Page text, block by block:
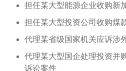
担任某大型能源企业收购新
担任某大型投资公司收购煤
代理某省级国家机关应诉涉
代理某大型国企处理投资并
诉讼案件